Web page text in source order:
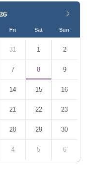
Fri Sat Sun
31 1 2
7 8 9
14 15 16
21 22 23
28 29 30
4 5 6